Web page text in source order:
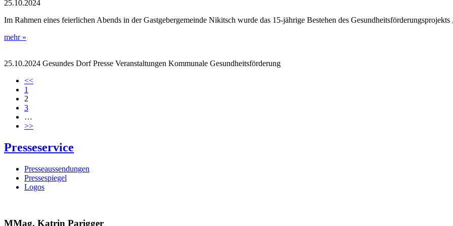
25.10.2024
Im Rahmen eines feierlichen Abends in der Gastgebergemeinde Nikitsch wurde das 15-jährige Bestehen des
mehr »
25.10.2024 Gesundes DorfPresse Veranstaltungen Kommunale Gesundheitsförderung
<<
1
2
3
…
>>
Presseservice
Presseaussendungen
Pressespiegel
Logos
MMag. Katrin Parigger